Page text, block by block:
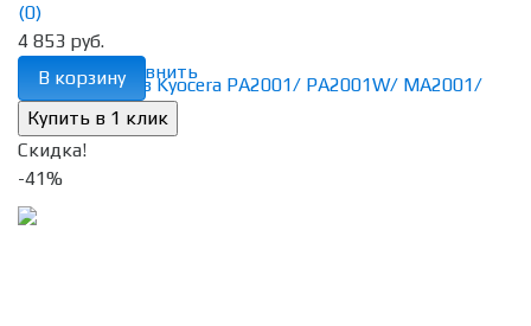
избранное сравнить
(0)
4 853 руб.
В корзину
Скидка!
-41%